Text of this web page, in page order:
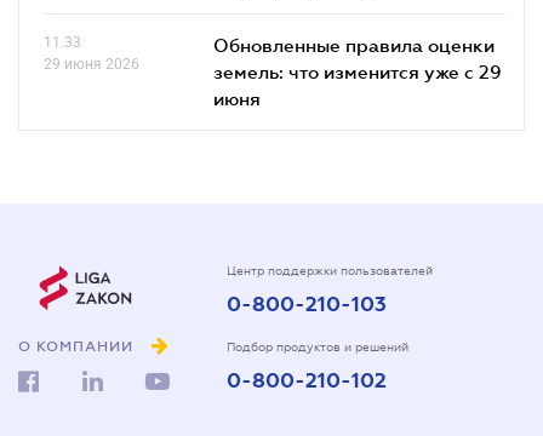
11.33
29 июня 2026
Обновленные правила оценки
земель: что изменится уже с 29
июня
О КОМПАНИИ
Центр поддержки пользователей
0-800-210-103
Подбор продуктов и решений
0-800-210-102